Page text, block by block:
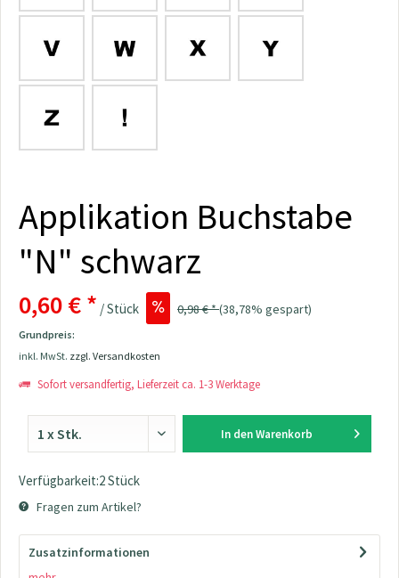
Applikation Buchstabe
"N" schwarz
0,60 € * / Stück 0,98 € *(38,78% gespart)
Grundpreis:
inkl. MwSt. zzgl. Versandkosten
Sofort versandfertig, Lieferzeit ca. 1-3 Werktage
In den Warenkorb
Verfügbarkeit:2 Stück
Fragen zum Artikel?
Zusatzinformationen